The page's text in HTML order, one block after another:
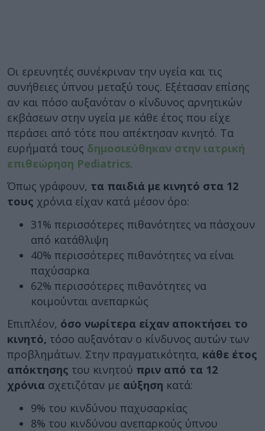
Οι ερευνητές συνέκριναν την υγεία και τις
συνήθειες ύπνου μεταξύ τους. Εξέτασαν επίσης
αν και πόσο αυξανόταν ο κίνδυνος αρνητικών
εκβάσεων στην υγεία με κάθε έτος που είχε
περάσει από τότε που απέκτησαν κινητό. Τα
ευρήματά τους δημοσιεύθηκαν στην ιατρική
επιθεώρηση Pediatrics.
Όπως γράφουν, τα παιδιά με κινητό στα 12
τους χρόνια είχαν κατά μέσον όρο:
31% περισσότερες πιθανότητες να πάσχουν
από κατάθλιψη
40% περισσότερες πιθανότητες να είναι
παχύσαρκα
62% περισσότερες πιθανότητες να
κοιμούνται ανεπαρκώς
Επιπλέον, όσο νωρίτερα είχαν αποκτήσει το
κινητό, τόσο αυξανόταν ο κίνδυνος αυτών των
προβλημάτων. Στην πραγματικότητα, κάθε έτος
απόκτησης του κινητού πριν από τα 12
χρόνια σχετιζόταν με αύξηση κατά:
9% του κινδύνου παχυσαρκίας
8% του κινδύνου ανεπαρκούς ύπνου